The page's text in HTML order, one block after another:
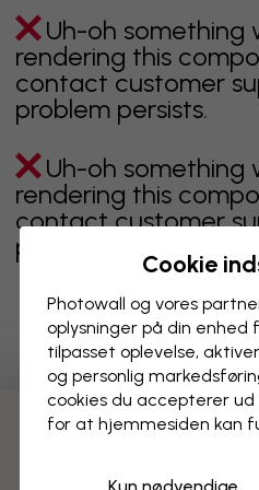
Uh-oh something
rendering this
contact customer
problem persists.
Uh-oh something
rendering this
contact customer
problem persists.
Viser side 1
Opdag flere
Cookie
Photowall og vores
oplysninger på din enhed
tilpasset oplevelse,
og personlig
cookies du accepterer
for at hjemmesiden kan